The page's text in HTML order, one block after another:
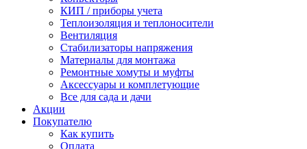
КИП / приборы учета
Теплоизоляция и теплоносители
Вентиляция
Стабилизаторы напряжения
Материалы для монтажа
Ремонтные хомуты и муфты
Аксессуары и комплетующие
Все для сада и дачи
Акции
Покупателю
Как купить
Оплата